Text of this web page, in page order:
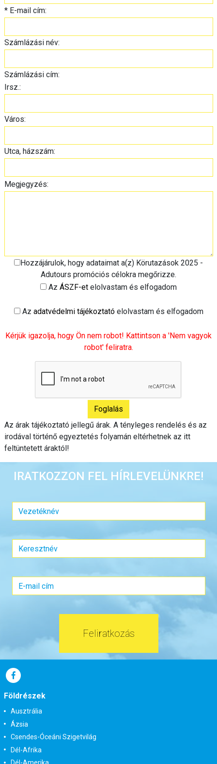
*E-mail cím:
Számlázási név:
Számlázási cím:
Irsz.:
Város:
Utca, házszám:
Megjegyzés:
Hozzájárulok, hogy adataimat a(z) Körutazások 2025 -
Adutours promóciós célokra megőrizze.
Az ÁSZF-et elolvastam és elfogadom
Az adatvédelmi tájékoztatóelolvastam és elfogadom
Kérjük igazolja, hogy Ön nem robot! Kattintson a 'Nem vagyok
robot' feliratra.
Az árak tájékoztató jellegű árak. A tényleges rendelés és az
irodával történő egyeztetés folyamán eltérhetnek az itt
feltüntetett áraktól!
IRATKOZZON FEL HÍRLEVELÜNKRE!
Feliratkozás
Földrészek
Ausztrália
Ázsia
Csendes-Óceáni Szigetvilág
Dél-Afrika